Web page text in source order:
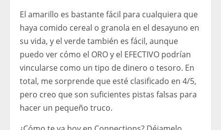
El amarillo es bastante fácil para cualquiera que
haya comido cereal o granola en el desayuno en
su vida, y el verde también es fácil, aunque
puedo ver cómo el ORO y el EFECTIVO podrían
vincularse como un tipo de dinero o tesoro. En
total, me sorprende que esté clasificado en 4/5,
pero creo que son suficientes pistas falsas para
hacer un pequeño truco.